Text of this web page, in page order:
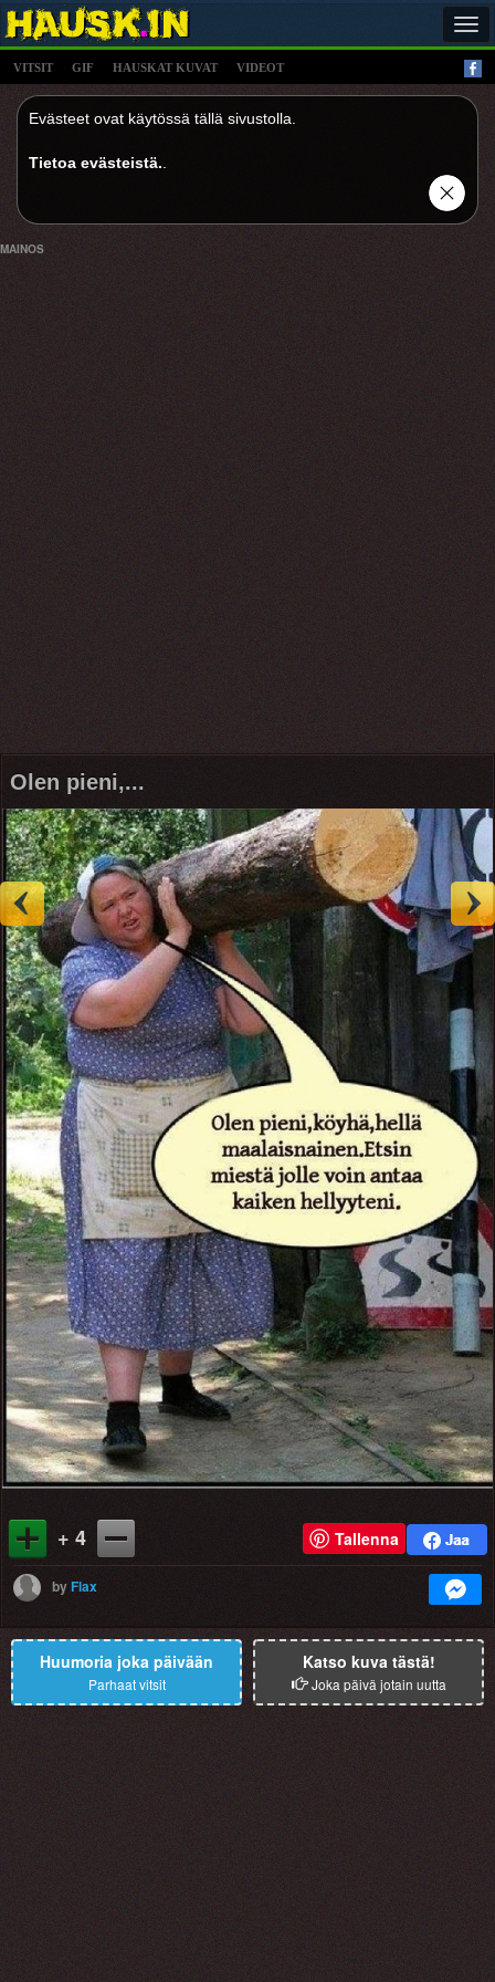
VITSIT GIF HAUSKAT KUVAT VIDEOT
Evästeet ovat käytössä tällä sivustolla.
Tietoa evästeistä.
MAINOS
Olen pieni,...
+ 4 Tallenna
byFlax
Huumoria joka päivään
Parhaat vitsit
Katso kuva tästä!
Joka päivä jotain uutta